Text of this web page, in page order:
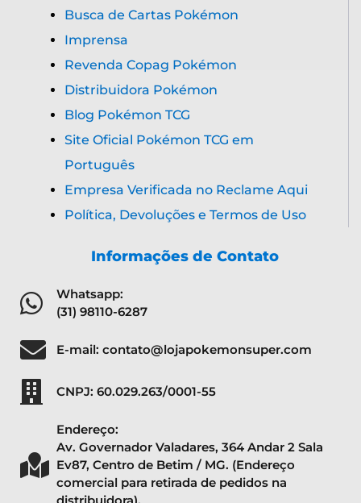
Busca de Cartas Pokémon
Imprensa
Revenda Copag Pokémon
Distribuidora Pokémon
Blog Pokémon TCG
Site Oficial Pokémon TCG em
Português
Empresa Verificada no Reclame Aqui
Política, Devoluções e Termos de Uso
Informações de Contato
Whatsapp:
(31) 98110-6287
E-mail: contato@lojapokemonsuper.com
CNPJ: 60.029.263/0001-55
Endereço:
Av. Governador Valadares, 364 Andar 2 Sala
Ev87, Centro de Betim / MG. (Endereço
comercial para retirada de pedidos na